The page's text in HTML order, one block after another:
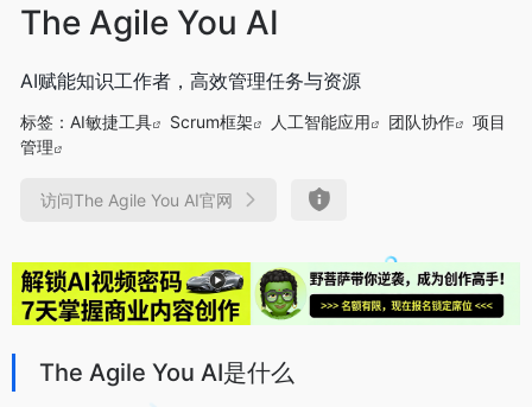
The Agile You AI
AI赋能知识工作者，高效管理任务与资源
标签： AI敏捷工具 Scrum框架 人工智能应用 团队协作
项目
管理
访问The Agile You AI官网
The Agile You AI是什么